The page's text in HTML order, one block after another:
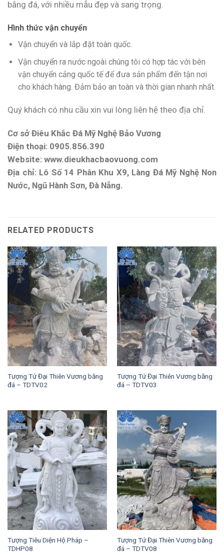
bằng đá, với nhiều mẫu đẹp và sang trọng.
Hình thức vận chuyển
Vận chuyển và lắp đặt toàn quốc.
Vận chuyển ra nước ngoài chúng tôi có hợp tác với bên
vận chuyển cảng quốc tế để đưa sản phẩm đến tận nơi
cho khách hàng. Đảm bảo an toàn và thời gian nhanh nhất.
Quý khách có nhu cầu xin vui lòng liên hệ theo địa chỉ.
Cơ sở Điêu Khắc Đá Mỹ Nghệ Bảo Vương
Điện thoại: 0905.856.390
Website: www.dieukhacbaovuong.com
Địa chỉ: Lô Số 14 Phân Khu X9, Làng Đá Mỹ Nghệ Non
Nước, Ngũ Hành Sơn, Đà Nẵng.
RELATED PRODUCTS
Tượng Tứ Đại Thiên Vương bằng
đá – TDTV02
Tượng Tứ Đại Thiên Vương bằng
đá – TDTV03
Tượng Tiêu Diện Hộ Pháp –
TDHP08
Tượng Tứ Đại Thiên Vương bằng
đá – TDTV08